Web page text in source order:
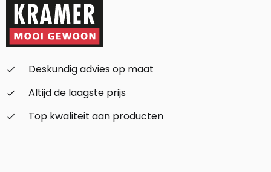
check_small
Deskundig advies op maat
check_small
Altijd de laagste prijs
check_small
Top kwaliteit aan producten